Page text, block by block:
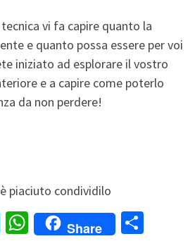
vi fa capire quanto la
e quanto possa essere per voi
iniziato ad esplorare il vostro
e a capire come poterlo
da non perdere!
piaciuto condividilo
Li W
Share